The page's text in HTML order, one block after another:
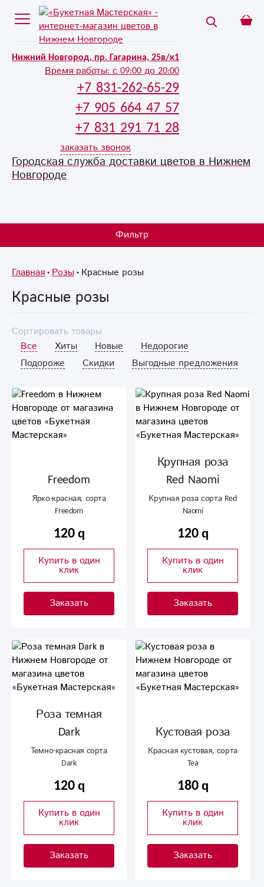
Нижний Новгород, пр. Гагарина, 25в/к1
Время работы:с 09:00 до 20:00
+7 831-262-65-29
+7 905 664 47 57
+7 831 291 71 28
заказать звонок
Городская служба доставки цветов в Нижнем
Новгороде
Фильтр
Главная Розы Красные розы
Красные розы
Сортировать товары
Все
Хиты Новые
Недорогие
Подороже
Скидки Выгодные предложения
Freedom
Ярко-красная, сорта
Freedom
120
Купить в один
клик
Заказать
Крупная роза
Red Naomi
Крупная роза сорта Red
Naomi
120
Купить в один
клик
Заказать
Роза темная
Dark
Темно-красная сорта
Dark
120
Купить в один
клик
Заказать
Кустовая роза
Красная кустовая, сорта
Tea
180
Купить в один
клик
Заказать